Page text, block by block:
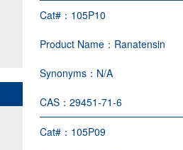
Cat#： 105P10
Product Name： Ranatensin
Synonyms： N/A
CAS：29451-71-6
Cat#： 105P09